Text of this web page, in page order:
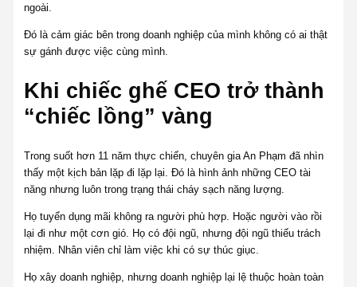
ngoài.
Đó là cảm giác bên trong doanh nghiệp của mình không có ai thật
sự gánh được việc cùng mình.
Khi chiếc ghế CEO trở thành
“chiếc lồng” vàng
Trong suốt hơn 11 năm thực chiến, chuyên gia An Phạm đã nhìn
thấy một kịch bản lặp đi lặp lại. Đó là hình ảnh những CEO tài
năng nhưng luôn trong trạng thái cháy sạch năng lượng.
Họ tuyển dụng mãi không ra người phù hợp. Hoặc người vào rồi
lại đi như một cơn gió. Họ có đội ngũ, nhưng đội ngũ thiếu trách
nhiệm. Nhân viên chỉ làm việc khi có sự thúc giục.
Họ xây doanh nghiệp, nhưng doanh nghiệp lại lệ thuộc hoàn toàn